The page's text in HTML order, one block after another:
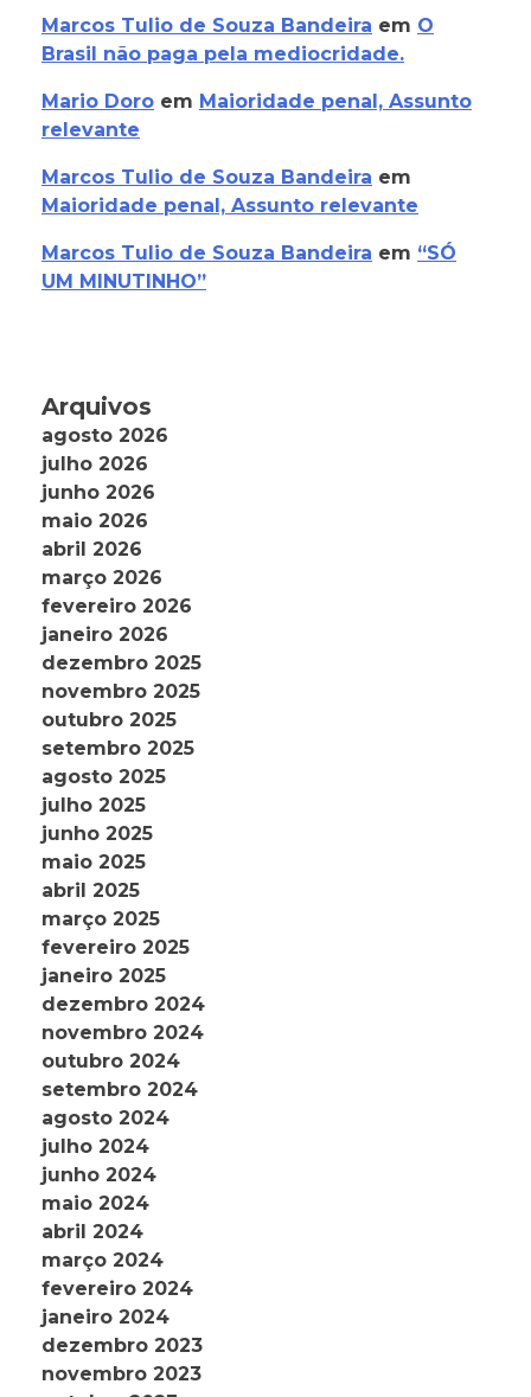
Marcos Tulio de Souza Bandeira em O
Brasil não paga pela mediocridade.
Mario Doro em Maioridade penal, Assunto
relevante
Marcos Tulio de Souza Bandeira em
Maioridade penal, Assunto relevante
Marcos Tulio de Souza Bandeira em “SÓ
UM MINUTINHO”
Arquivos
agosto 2026
julho 2026
junho 2026
maio 2026
abril 2026
março 2026
fevereiro 2026
janeiro 2026
dezembro 2025
novembro 2025
outubro 2025
setembro 2025
agosto 2025
julho 2025
junho 2025
maio 2025
abril 2025
março 2025
fevereiro 2025
janeiro 2025
dezembro 2024
novembro 2024
outubro 2024
setembro 2024
agosto 2024
julho 2024
junho 2024
maio 2024
abril 2024
março 2024
fevereiro 2024
janeiro 2024
dezembro 2023
novembro 2023